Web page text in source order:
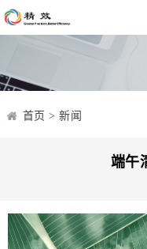
首页 >新闻
端午